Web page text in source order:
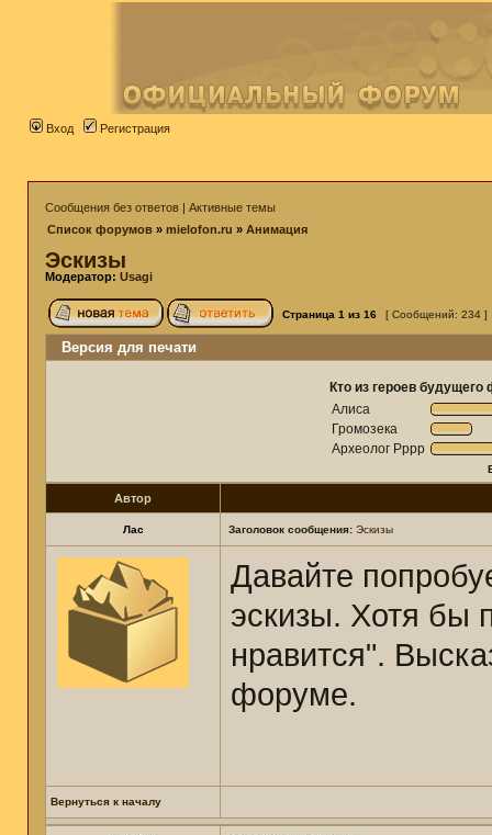
Вход Регистрация
Сообщения без ответов | Активные темы
Список форумов » mielofon.ru » Анимация
Эскизы
Модератор: Usagi
Страница 1 из 16 [ Сообщений: 234 ]
Версия для печати
Кто из героев
Алиса
Громозека
Археолог Рррр
Автор
Лас Заголовок сообщения: Эскизы
Давайте
эскизы. Хотя бы
нравится".
форуме.
Вернуться к началу